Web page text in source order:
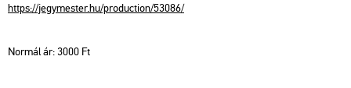
https://​jegy­mes­ter.​hu/​pro­duc­ti­on/​53086/
Nor­mál ár: 3000 Ft